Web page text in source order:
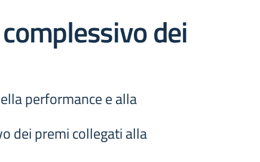
dei
performance e alla
dei premi collegati alla